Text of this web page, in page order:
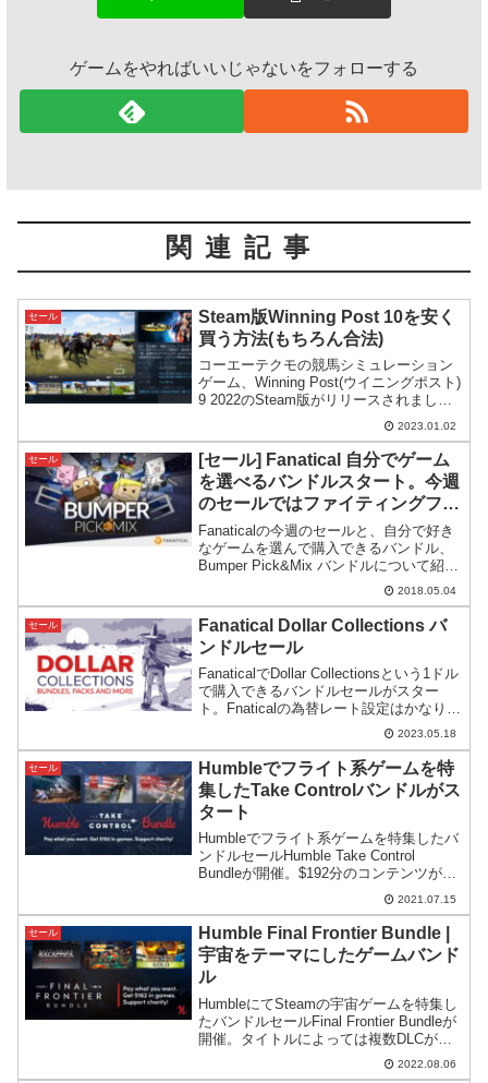
ゲームをやればいいじゃないをフォローする
関連記事
セール
Steam版Winning Post 10を安く
買う方法(もちろん合法)
コーエーテクモの競馬シミュレーション
ゲーム、Winning Post(ウイニングポスト)
9 2022のSteam版がリリースされました
が恒例の高額設定です。そこでSteam版
を少しでも安く買う方法を紹介します。
2023.01.02
セール
[セール] Fanatical 自分でゲーム
を選べるバンドルスタート。今週
のセールではファイティングファ
ンタジーをRPG化したFighting
Fantasy Legendsが70%OFFで
オススメ
Fanaticalの今週のセールと、自分で好き
なゲームを選んで購入できるバンドル、
Bumper Pick&Mix バンドルについて紹介
してみたいと思います。ゲームは全て
Steamキーでの販売です。Bumper
Pick&Mix バンドルは自...
2018.05.04
セール
Fanatical Dollar Collections バ
ンドルセール
FanaticalでDollar Collectionsという1ドル
で購入できるバンドルセールがスター
ト。Fnaticalの為替レート設定はかなり円
安気味ではありますが、それでもお買い
得なバンドルになっています。
2023.05.18
セール
Humbleでフライト系ゲームを特
集したTake Controlバンドルがス
タート
Humbleでフライト系ゲームを特集したバ
ンドルセールHumble Take Control
Bundleが開催。$192分のコンテンツが最
高額コース$12の設定で販売されていま
す。※一部内容に注意が必要かもしれま
せん。
2021.07.15
セール
Humble Final Frontier Bundle |
宇宙をテーマにしたゲームバンド
ル
HumbleにてSteamの宇宙ゲームを特集し
たバンドルセールFinal Frontier Bundleが
開催。タイトルによっては複数DLCがセ
ットになったものもあり、コンテンツを
まとめて手に入れやすくなっています。
2022.08.06